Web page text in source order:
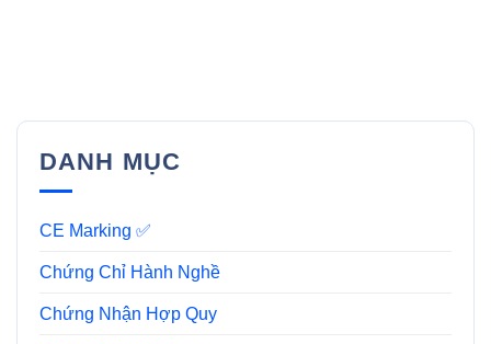
DANH MỤC
CE Marking ✅
Chứng Chỉ Hành Nghề
Chứng Nhận Hợp Quy